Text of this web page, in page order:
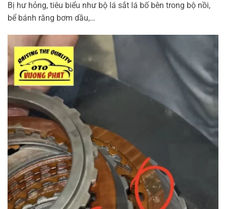
Bị hư hỏng, tiêu biểu như bộ lá sắt lá bố bên trong bộ nồi,
bể bánh răng bơm dầu,…